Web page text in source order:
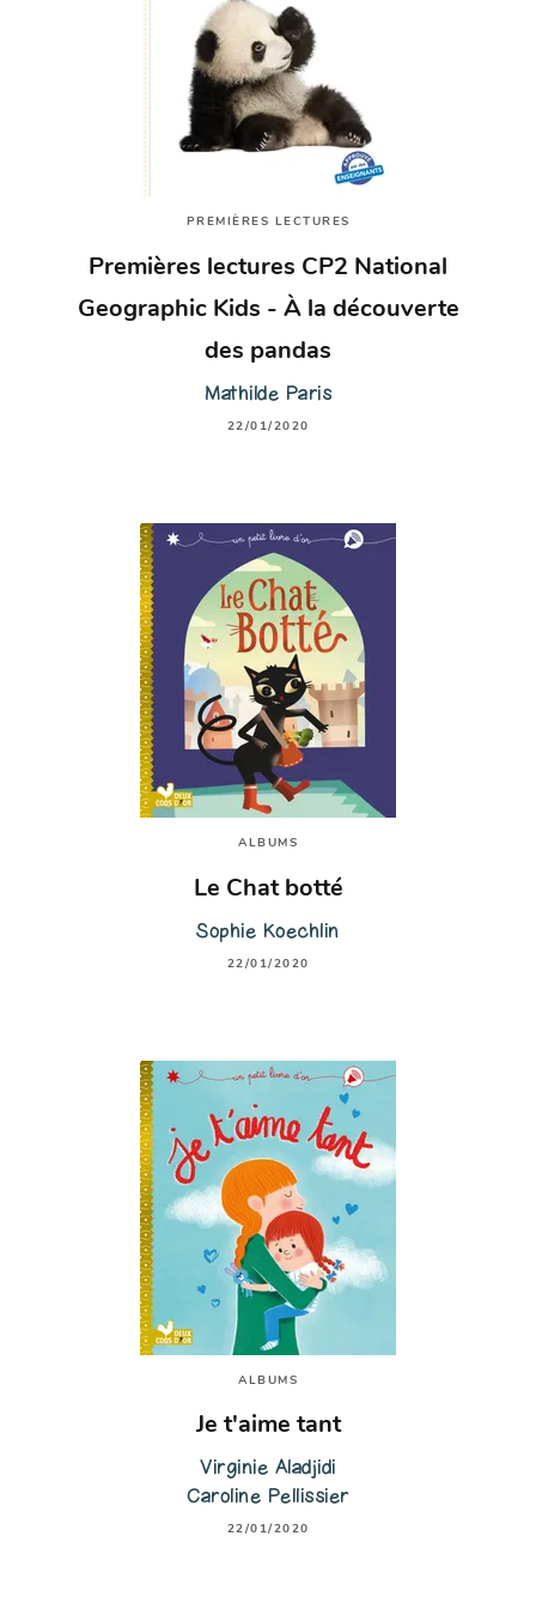
PREMIÈRES LECTURES
Premières lectures CP2 National
Geographic Kids - À la découverte
des pandas
Mathilde Paris
22/01/2020
ALBUMS
Le Chat botté
Sophie Koechlin
22/01/2020
ALBUMS
Je t'aime tant
Virginie Aladjidi
Caroline Pellissier
22/01/2020